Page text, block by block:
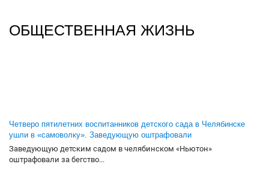
ОБЩЕСТВЕННАЯ ЖИЗНЬ
Четверо пятилетних воспитанников детского сада в Челябинске
ушли в «самоволку». Заведующую оштрафовали
Заведующую детским садом в челябинском «Ньютон»
оштрафовали за бегство...